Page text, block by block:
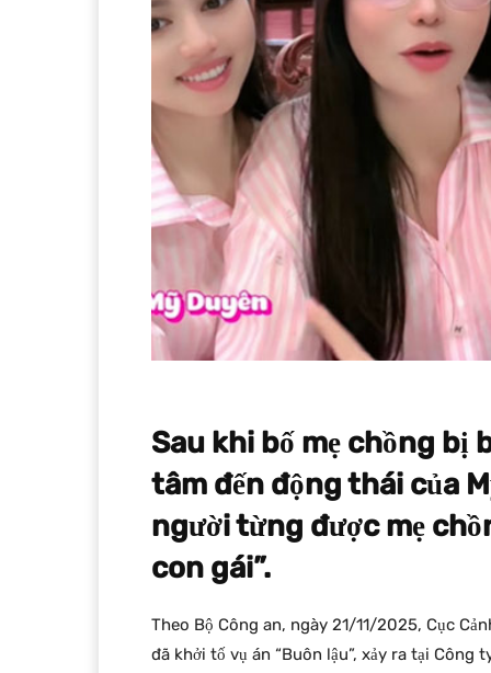
Sau khi bố mẹ chồng bị
tâm đến động thái của
người từng được mẹ
con gái”.
Theo Bộ Công an, ngày 21/11/2025, Cục
đã khởi tố vụ án “Buôn lậu”, xảy ra tại Công